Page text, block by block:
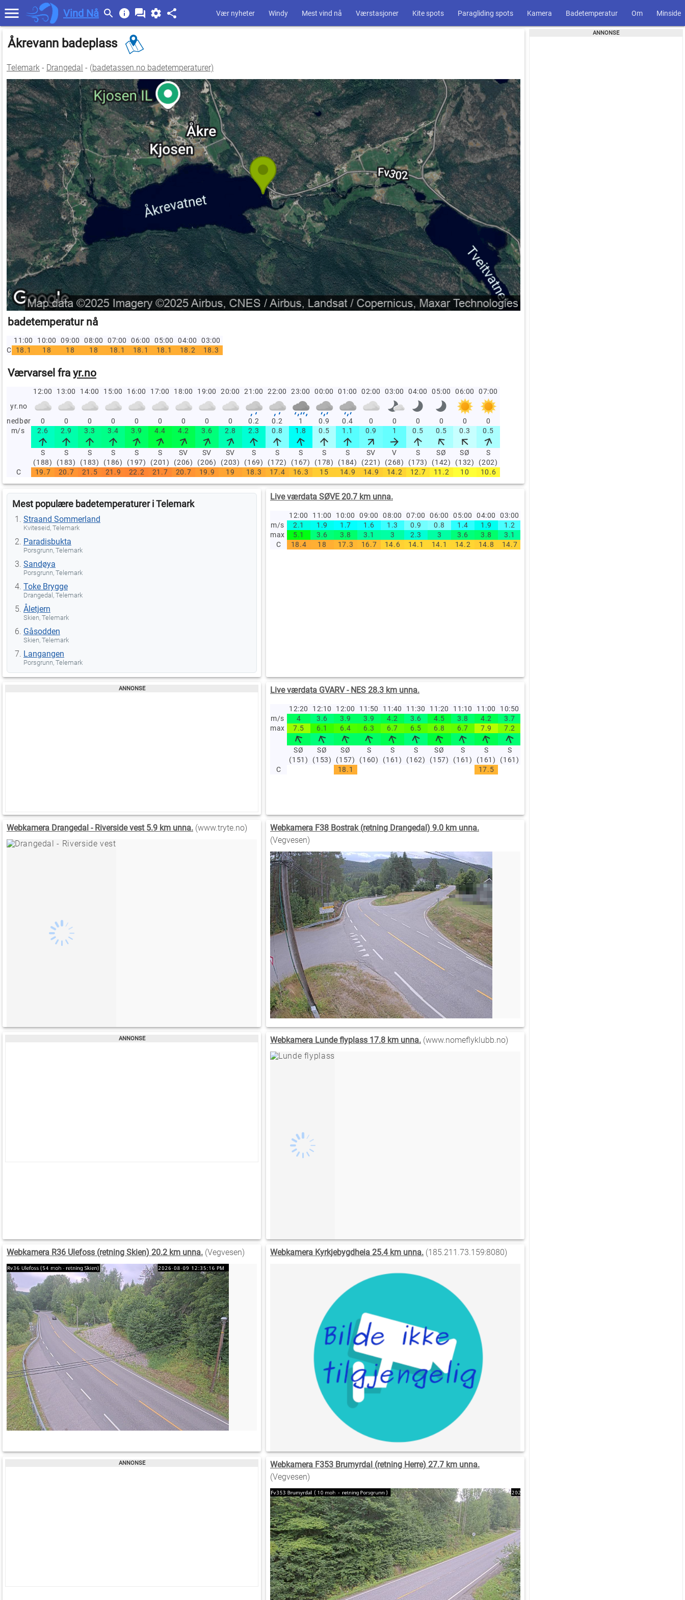
Vind Nå Vær nyheter Windy Mest vind nå Værstasjoner Kite spots Paragliding spots Kamera Badetemperatur Om Minside
Åkrevann badeplass
Telemark - Drangedal - (badetassen.no badetemperaturer)
badetemperatur nå
11:00 10:00 09:00 08:00 07:00 06:00 05:00 04:00
03:00
C
18.1 18 18 18 18.1 18.1 18.1 18.2 18.3
Værvarsel fra yr.no
12:00 13:00 14:00 15:00 16:00 17:00 18:00 19:00 20:00 21:00 22:00 23:00 00:00 01:00 02:00 03:00 04:00 05:00 06:00
07:00
yr.no
nedbør
0 0 0 0 0 0 0 0 0 0.2 0.2 1 0.9 0.4 0 0 0 0 0
0
m/s
2.6 2.9 3.3 3.4 3.9 4.4 4.2 3.6 2.8 2.3 0.8 1.8 0.5 1.1 0.9 1 0.5 0.5 0.3 0.5
S
(188)
S
(183)
S
(183)
S
(186)
S
(197)
S
(201)
SV
(206)
SV
(206)
SV
(203)
S
(169)
S
(172)
S
(167)
S
(178)
S
(184)
SV
(221)
V
(268)
S
(173)
SØ
(142)
SØ
(132)
S
(202)
C
19.7 20.7 21.5 21.9 22.2 21.7 20.7 19.9 19 18.3 17.4 16.3 15 14.9 14.9 14.2 12.7 11.2 10 10.6
Mest populære badetemperaturer i Telemark
Straand Sommerland
Kviteseid, Telemark
Paradisbukta
Porsgrunn, Telemark
Sandøya
Porsgrunn, Telemark
Toke Brygge
Drangedal, Telemark
Åletjern
Skien, Telemark
Gåsodden
Skien, Telemark
Langangen
Porsgrunn, Telemark
Live værdata SØVE 20.7 km unna.
12:00 11:00 10:00 09:00 08:00 07:00 06:00 05:00 04:00
03:00
m/s
2.1 1.9 1.7 1.6 1.3 0.9 0.8 1.4 1.9
1.2
max
5.1 3.6 3.8 3.1 3 2.3 3 3.6 3.8
3.1
C
18.4 18 17.3 16.7 14.6 14.1 14.1 14.2 14.8 14.7
Live værdata GVARV - NES 28.3 km unna.
12:20 12:10 12:00 11:50 11:40 11:30 11:20 11:10 11:00 10:50
m/s
4 3.6 3.9 3.9 4.2 3.6 4.5 3.8 4.2 3.7
max
7.5 6.1 6.4 6.3 6.7 6.5 6.8 6.7 7.9 7.2
SØ
(151)
SØ
(153)
SØ
(157)
S
(160)
S
(161)
S
(162)
SØ
(157)
S
(161)
S
(161)
S
(161)
C
18.1 17.5
Webkamera Drangedal - Riverside vest 5.9 km unna. (www.tryte.no)
Webkamera F38 Bostrak (retning Drangedal) 9.0 km unna.
(Vegvesen)
Webkamera Lunde flyplass 17.8 km unna. (www.nomeflyklubb.no)
Webkamera R36 Ulefoss (retning Skien) 20.2 km unna. (Vegvesen) Webkamera Kyrkjebygdheia 25.4 km unna. (185.211.73.159:8080)
Webkamera F353 Brumyrdal (retning Herre) 27.7 km unna.
(Vegvesen)